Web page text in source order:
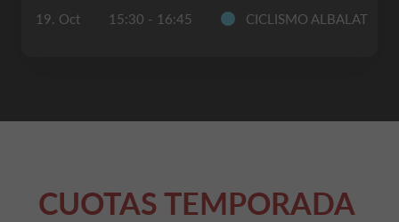
19. Oct 15:30 - 16:45 CICLISMO ALBALAT
CUOTAS TEMPORADA